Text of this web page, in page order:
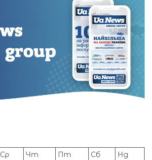
Ср Чт Пт Сб
Нд